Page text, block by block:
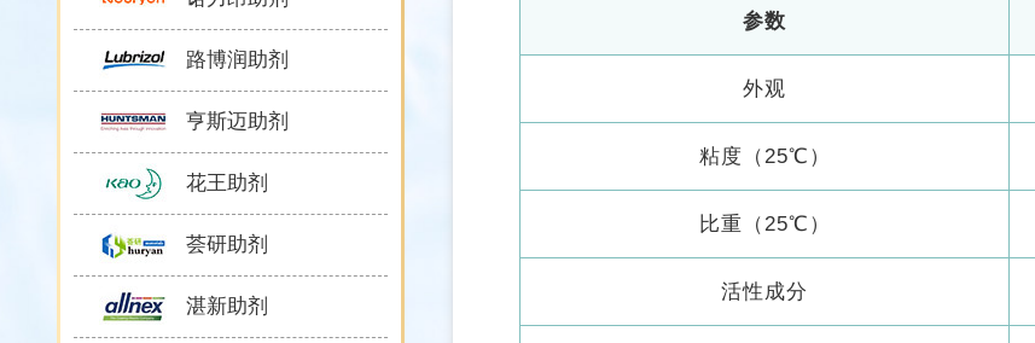
路博润助剂
亨斯迈助剂
花王助剂
荟研助剂
湛新助剂
参数
外观
粘度（25℃）
比重（25℃）
活性成分